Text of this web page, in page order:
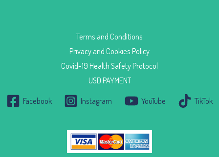
Terms and Conditions
Privacy and Cookies Policy
Covid-19 Health Safety Protocol
USD PAYMENT
Facebook Instagram YouTube TikTok